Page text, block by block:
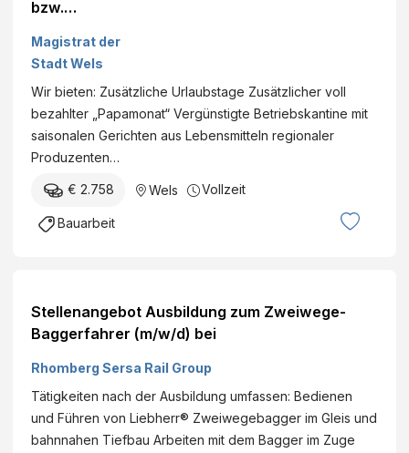
bzw.
für
Baumaschinen
Magistrat der
Stadt Wels
Wir bieten: Zusätzliche Urlaubstage Zusätzlicher voll
bezahlter „Papamonat“ Vergünstigte Betriebskantine mit
saisonalen Gerichten aus Lebensmitteln regionaler
Produzenten…
€ 2.758 Wels Vollzeit
Bauarbeit
Stellenangebot Ausbildung zum Zweiwege-
Baggerfahrer (m/w/d) bei
Rhomberg Sersa Rail Group
Tätigkeiten nach der Ausbildung umfassen: Bedienen
und Führen von Liebherr® Zweiwegebagger im Gleis und
bahnnahen Tiefbau Arbeiten mit dem Bagger im Zuge